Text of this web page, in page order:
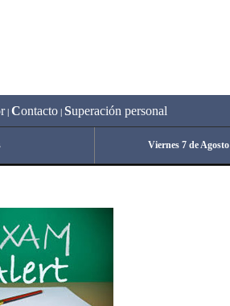
| Contacto| Superación personal
Viernes 7 de Agosto